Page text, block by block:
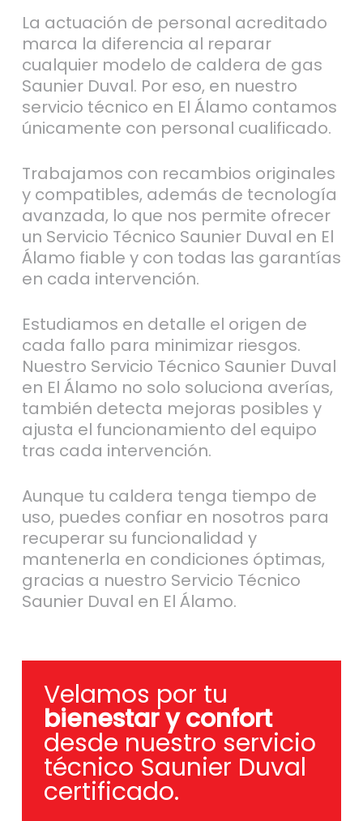
La actuación de personal acreditado
marca la diferencia al reparar
cualquier modelo de caldera de gas
Saunier Duval. Por eso, en nuestro
servicio técnico en El Álamo contamos
únicamente con personal cualificado.
Trabajamos con recambios originales
y compatibles, además de tecnología
avanzada, lo que nos permite ofrecer
un Servicio Técnico Saunier Duval en El
Álamo fiable y con todas las garantías
en cada intervención.
Estudiamos en detalle el origen de
cada fallo para minimizar riesgos.
Nuestro Servicio Técnico Saunier Duval
en El Álamo no solo soluciona averías,
también detecta mejoras posibles y
ajusta el funcionamiento del equipo
tras cada intervención.
Aunque tu caldera tenga tiempo de
uso, puedes confiar en nosotros para
recuperar su funcionalidad y
mantenerla en condiciones óptimas,
gracias a nuestro Servicio Técnico
Saunier Duval en El Álamo.
Velamos por tu
bienestar y confort
desde nuestro servicio
técnico Saunier Duval
certificado.